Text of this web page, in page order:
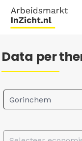
Data per
Gorinchem